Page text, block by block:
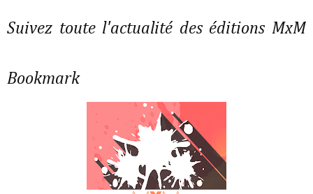
Suivez toute l'actualité des éditions MxM
Bookmark